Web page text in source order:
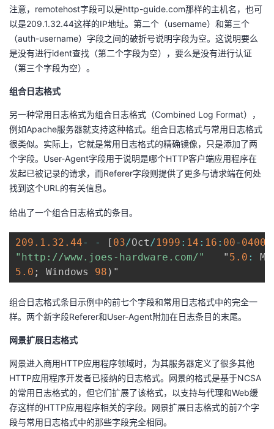
注意，remotehost字段可以是http-guide.com那样的主机名，也可
以是209.1.32.44这样的IP地址。第二个（username）和第三个
（auth-username）字段之间的破折号说明字段为空。这说明要么
是没有进行ident查找（第二个字段为空），要么是没有进行认证
（第三个字段为空）。
组合日志格式
另一种常用日志格式为组合日志格式（Combined Log Format），
例如Apache服务器就支持这种格式。组合日志格式与常用日志格式
很类似。实际上，它就是常用日志格式的精确镜像，只是添加了两
个字段。User-Agent字段用于说明是哪个HTTP客户端应用程序在
发起已被记录的请求，而Referer字段则提供了更多与请求端在何处
找到这个URL的有关信息。
给出了一个组合日志格式的条目。
209.1 .32 .44- - [ 03/Oct/1999 : 14 : 16 : 00- 0400
"http://www.joes-hardware.com/"
   "
5.0 :
5.0 ; Windows 98 ) "
组合日志格式条目示例中的前七个字段和常用日志格式中的完全一
样。两个新字段Referer和User-Agent附加在日志条目的末尾。
网景扩展日志格式
网景进入商用HTTP应用程序领域时，为其服务器定义了很多其他
HTTP应用程序开发者已接纳的日志格式。网景的格式是基于NCSA
的常用日志格式的，但它们扩展了该格式，以支持与代理和Web缓
存这样的HTTP应用程序相关的字段。网景扩展日志格式的前7个字
段与常用日志格式中的那些字段完全相同。